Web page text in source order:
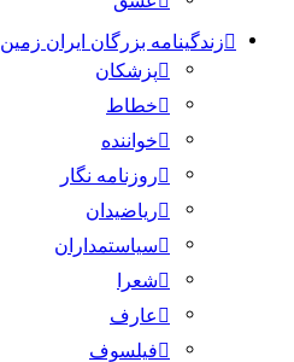
زندگینامه بزرگان ایران زمین
پزشکان
خطاط
خواننده
روزنامه نگار
ریاضیدان
سیاستمداران
شعرا
عارف
فیلسوف